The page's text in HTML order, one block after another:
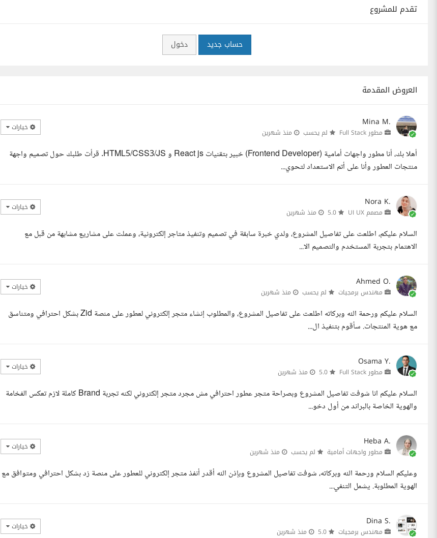
تقدم للمشروع
حساب جديد دخول
العروض المقدمة
Mina M.
مطور Full Stack لم يحسب منذ شهرين خيارات
أهلا بك، أنا مطور واجهات أمامية (Frontend Developer) خبير بتقنيات React js و HTML5/CSS3/JS. قرأت طلبك حول تصميم واجهة
منتجات العطور وأنا على أتم الاستعداد لتحوي...
Nora K.
مصمم UI UX منذ شهرين خيارات
السلام عليكم، اطلعت على تفاصيل المشروع، ولدي خبرة سابقة في تصميم وتنفيذ متاجر إلكترونية، وعملت على مشاريع مشابهة من قبل مع
الاهتمام بتجربة المستخدم والتصميم الا...
Ahmed O.
مهندس برمجيات لم يحسب منذ شهرين خيارات
السلام عليكم ورحمة الله وبركاته اطلعت على تفاصيل المشروع، والمطلوب إنشاء متجر إلكتروني لعطور على منصة Zid بشكل احترافي ومتناسق
مع هوية المنتجات. سأقوم بتنفيذ ال...
Osama Y.
مطور Full Stack منذ شهرين خيارات
السلام عليكم انا شوفت تفاصيل المشروع وبصراحة متجر عطور احترافي مش مجرد متجر إلكتروني لكنه تجربة Brand كاملة لازم تعكس الفخامة
والهوية الخاصة بالبراند من أول دخو...
Heba A.
مطور واجهات أمامية لم يحسب منذ شهرين خيارات
وعليكم السلام ورحمة الله وبركاته، شوفت تفاصيل المشروع وبإذن الله أقدر أنفذ متجر إلكتروني للعطور على منصة زد بشكل احترافي ومتوافق مع
الهوية المطلوبة. يشمل التنفي...
Dina S.
مهندس برمجيات منذ شهرين خيارات